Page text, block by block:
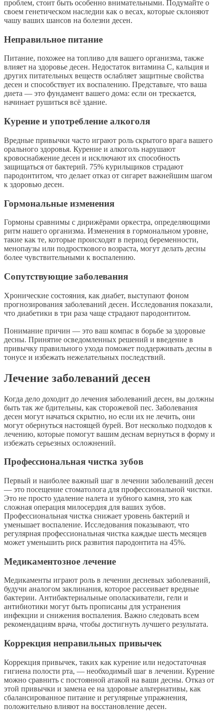
проблем, стоит быть особенно внимательными. Подумайте о
своем генетическом наследии как о весах, которые склоняют
чашу ваших шансов на болезни десен.
Неправильное питание
Питание, похожее на топливо для вашего организма, также
влияет на здоровье десен. Недостаток витамина C, кальция и
других питательных веществ ослабляет защитные свойства
десен и способствует их воспалению. Представьте, что ваша
диета — это фундамент вашего дома: если он трескается,
начинает рушиться всё здание.
Курение и употребление алкоголя
Вредные привычки часто играют роль скрытого врага вашего
орального здоровья. Курение и алкоголь нарушают
кровоснабжение десен и исключают их способность
защищаться от бактерий. 75% курильщиков страдают
пародонтитом, что делает отказ от сигарет важнейшим шагом
к здоровью десен.
Гормональные изменения
Гормоны сравнимы с дирижёрами оркестра, определяющими
ритм нашего организма. Изменения в гормональном уровне,
такие как те, которые происходят в период беременности,
менопаузы или подросткового возраста, могут делать десны
более чувствительными к воспалению.
Сопутствующие заболевания
Хронические состояния, как диабет, выступают фоном
прогнозирования заболеваний десен. Исследования показали,
что диабетики в три раза чаще страдают пародонтитом.
Понимание причин — это ваш компас в борьбе за здоровые
десны. Принятие осведомленных решений и введение в
привычку правильного ухода поможет поддерживать десны в
тонусе и избежать нежелательных последствий.
Лечение заболеваний десен
Когда дело доходит до лечения заболеваний десен, вы должны
быть так же бдительны, как сторожевой пес. Заболевания
десен могут начаться скрытно, но если их не лечить, они
могут обернуться настоящей бурей. Вот несколько подходов к
лечению, которые помогут вашим деснам вернуться в форму и
избежать серьезных осложнений.
Профессиональная чистка зубов
Первый и наиболее важный шаг в лечении заболеваний десен
— это посещение стоматолога для профессиональной чистки.
Это не просто удаление налета и зубного камня, это как
сложная операция милосердия для ваших зубов.
Профессиональная чистка снижает уровень бактерий и
уменьшает воспаление. Исследования показывают, что
регулярная профессиональная чистка каждые шесть месяцев
может уменьшить риск развития пародонтита на 45%.
Медикаментозное лечение
Медикаменты играют роль в лечении десневых заболеваний,
будучи аналогом заклинания, которое рассеивает вредные
бактерии. Антибактериальные ополаскиватели, гели и
антибиотики могут быть прописаны для устранения
инфекции и снижения воспаления. Важно следовать всем
рекомендациям врача, чтобы достигнуть лучшего результата.
Коррекция неправильных привычек
Коррекция привычек, таких как курение или недостаточная
гигиена полости рта, — необходимый шаг в лечении. Курение
можно сравнить с постоянной атакой на ваши десны. Отказ от
этой привычки и замена ее на здоровые альтернативы, как
сбалансированное питание и регулярные упражнения,
положительно влияют на восстановление десен.